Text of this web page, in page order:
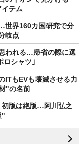
テム
世界160カ国研究で分
岐点
われる…帰省の際に選
ロシャツ｣
ITもEVも壊滅させる力
"の名前
初版は絶版…阿川弘之
"